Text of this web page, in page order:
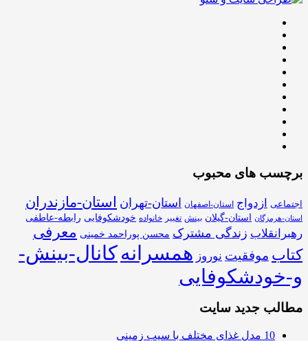
برچسب های محبوب
اجتماعی ازدواج استان-اصفهان استان-تهران استان-مازندران
استان-هرمزگان استان-گیلان بینش تغییر خانواده خودشکوفایی رابطه-عاطفی
رهبرانقلاب زندگی مشترک محسن پوراحمد خمینی معرفی
کتاب موفقیت نوروز همسرانهکانال-بینش-
و-خودشکوفایی
مطالب جدید سایت
10 مدل غذای مختلف با سیب زمینی